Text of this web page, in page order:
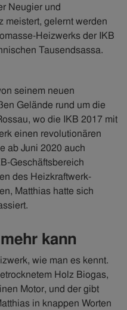
Neugier und
meistert, gelernt werden
Heizwerks der IKB
Tausendsassa.
seinem neuen
Gelände rund um die
wo die IKB 2017 mit
einen revolutionären
ab Juni 2020 auch
Geschäftsbereich
des Heizkraftwerk-
Matthias hatte sich
kann
wie man es kennt.
Holz Biogas,
Motor, und der gibt
in knappen Worten